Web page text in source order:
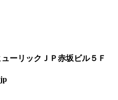
ーリックＪＰ赤坂ビル５Ｆ